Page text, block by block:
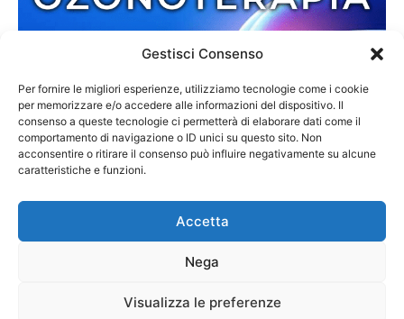
Gestisci Consenso
Per fornire le migliori esperienze, utilizziamo tecnologie come i cookie
per memorizzare e/o accedere alle informazioni del dispositivo. Il
consenso a queste tecnologie ci permetterà di elaborare dati come il
comportamento di navigazione o ID unici su questo sito. Non
acconsentire o ritirare il consenso può influire negativamente su alcune
caratteristiche e funzioni.
Accetta
Nega
Visualizza le preferenze
Contatti Cookie Policy Privacy Policy